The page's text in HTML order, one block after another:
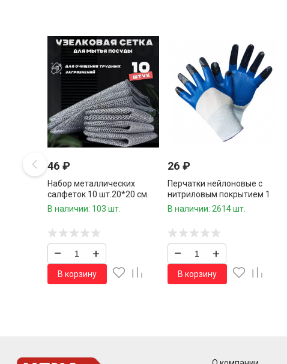
46 ₽
Набор металлических
салфеток 10 шт.20*20 см.
В наличии: 103 шт.
– +
В корзину
26 ₽
Перчатки нейлоновые с
нитриловым покрытием 1
пара
В наличии: 2614 шт.
– +
В корзину